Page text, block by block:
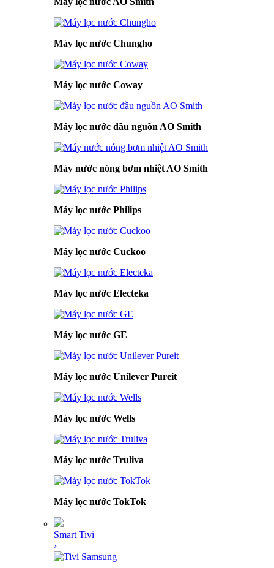
Máy lọc nước Chungho
Máy lọc nước Coway
Máy lọc nước đầu nguồn AO Smith
Máy nước nóng bơm nhiệt AO Smith
Máy lọc nước Philips
Máy lọc nước Cuckoo
Máy lọc nước Electeka
Máy lọc nước GE
Máy lọc nước Unilever Pureit
Máy lọc nước Wells
Máy lọc nước Truliva
Máy lọc nước TokTok
Smart Tivi
›